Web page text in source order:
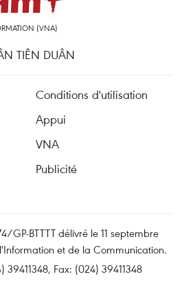
(VNA)
TIÊN DUÂN
Conditions d'utilisation
Appui
VNA
Publicité
GP-BTTTT délivré le 11 septembre
et de la Communication.
39411348, Fax: (024) 39411348